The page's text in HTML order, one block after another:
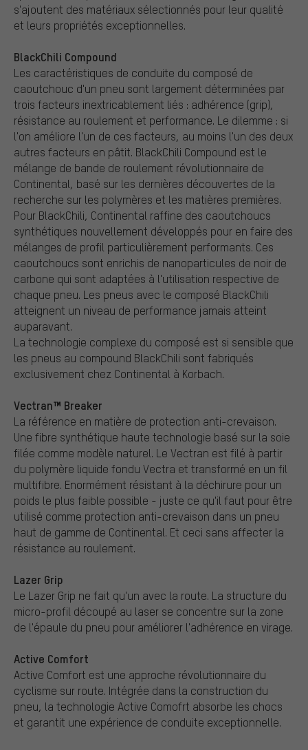
s'ajoutent des matériaux sélectionnés pour leur qualité
et leurs propriétés exceptionnelles.
BlackChili Compound
Les caractéristiques de conduite du composé de
caoutchouc d'un pneu sont largement déterminées par
trois facteurs inextricablement liés : adhérence (grip),
résistance au roulement et performance. Le dilemme : si
l'on améliore l'un de ces facteurs, au moins l'un des deux
autres facteurs en pâtit. BlackChili Compound est le
mélange de bande de roulement révolutionnaire de
Continental, basé sur les dernières découvertes de la
recherche sur les polymères et les matières premières.
Pour BlackChili, Continental raffine des caoutchoucs
synthétiques nouvellement développés pour en faire des
mélanges de profil particulièrement performants. Ces
caoutchoucs sont enrichis de nanoparticules de noir de
carbone qui sont adaptées à l'utilisation respective de
chaque pneu. Les pneus avec le composé BlackChili
atteignent un niveau de performance jamais atteint
auparavant.
La technologie complexe du composé est si sensible que
les pneus au compound BlackChili sont fabriqués
exclusivement chez Continental à Korbach.
Vectran™ Breaker
La référence en matière de protection anti-crevaison.
Une fibre synthétique haute technologie basé sur la soie
filée comme modèle naturel. Le Vectran est filé à partir
du polymère liquide fondu Vectra et transformé en un fil
multifibre. Enormément résistant à la déchirure pour un
poids le plus faible possible - juste ce qu'il faut pour être
utilisé comme protection anti-crevaison dans un pneu
haut de gamme de Continental. Et ceci sans affecter la
résistance au roulement.
Lazer Grip
Le Lazer Grip ne fait qu'un avec la route. La structure du
micro-profil découpé au laser se concentre sur la zone
de l'épaule du pneu pour améliorer l'adhérence en virage.
Active Comfort
Active Comfort est une approche révolutionnaire du
cyclisme sur route. Intégrée dans la construction du
pneu, la technologie Active Comofrt absorbe les chocs
et garantit une expérience de conduite exceptionnelle.